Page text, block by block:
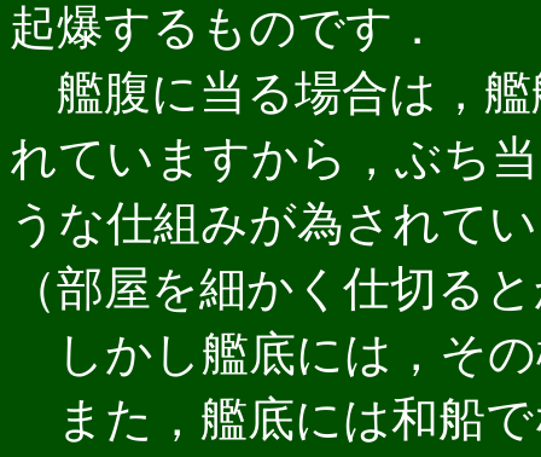
起爆するものです．
艦腹に当る場合は，
れていますから，ぶち
うな仕組みが為されて
（部屋を細かく仕切る
しかし艦底には，そ
また，艦底には和船